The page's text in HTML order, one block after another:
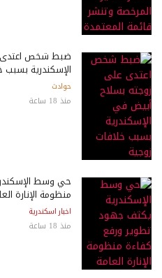
ضبط شخص اعتدى
الإسكندرية بسبب
حوادث
منذ 18 ساعة
حي وسط
منظومة الإنارة
اخبار اسكندرية
منذ 18 ساعة